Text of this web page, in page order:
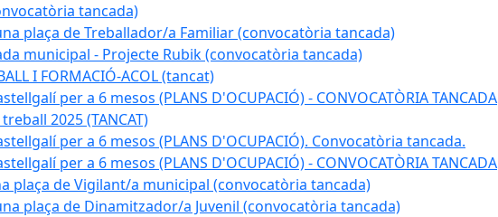
tancada)
plaça de Treballador/a Familiar (convocatòria tancada)
municipal - Projecte Rubik (convocatòria tancada)
I FORMACIÓ-ACOL (tancat)
per a 6 mesos (PLANS D'OCUPACIÓ) - CONVOCATÒRIA TANCADA
2025 (TANCAT)
per a 6 mesos (PLANS D'OCUPACIÓ). Convocatòria tancada.
per a 6 mesos (PLANS D'OCUPACIÓ) - CONVOCATÒRIA TANCADA
plaça de Vigilant/a municipal (convocatòria tancada)
plaça de Dinamitzador/a Juvenil (convocatòria tancada)